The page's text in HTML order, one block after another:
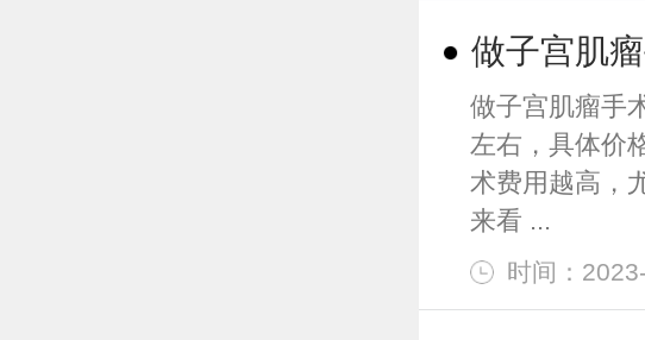
做子宫肌
做子宫肌瘤手
左右，具体价
术费用越高，
来看 ...
时间：